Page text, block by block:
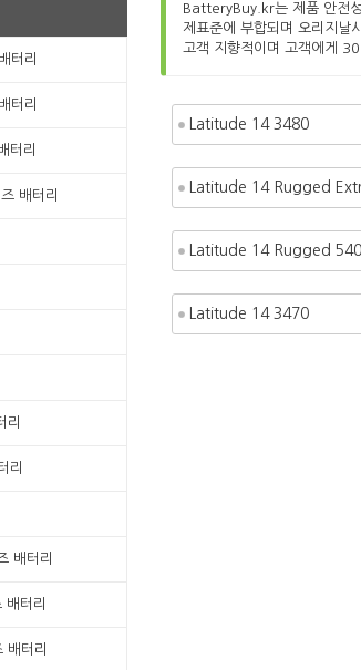
BatteryBuy.kr는 제품 안전
제표준에 부합되며 오리지날
고객 지향적이며 고객에게
Latitude 14 3480
Latitude 14 Rugged
Latitude 14 Rugged
Latitude 14 3470
터리
터리
터리
배터리
리
리
배터리
터리
터리